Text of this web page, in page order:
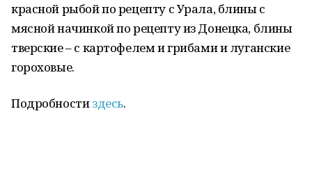
красной рыбой по рецепту с Урала, блины с
мясной начинкой по рецепту из Донецка, блины
тверские – с картофелем и грибами и луганские
гороховые.
Подробностиздесь.